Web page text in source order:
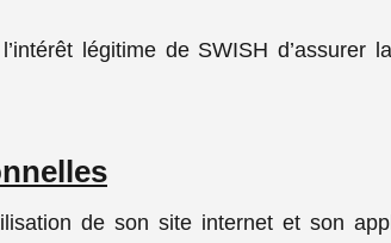
légitime de SWISH d’assurer
de son site internet et son